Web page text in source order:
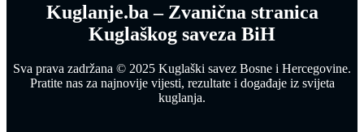
Kuglanje.ba – Zvanična stranica
Kuglaškog saveza BiH
Sva prava zadržana © 2025 Kuglaški savez Bosne i Hercegovine.
Pratite nas za najnovije vijesti, rezultate i događaje iz svijeta
kuglanja.